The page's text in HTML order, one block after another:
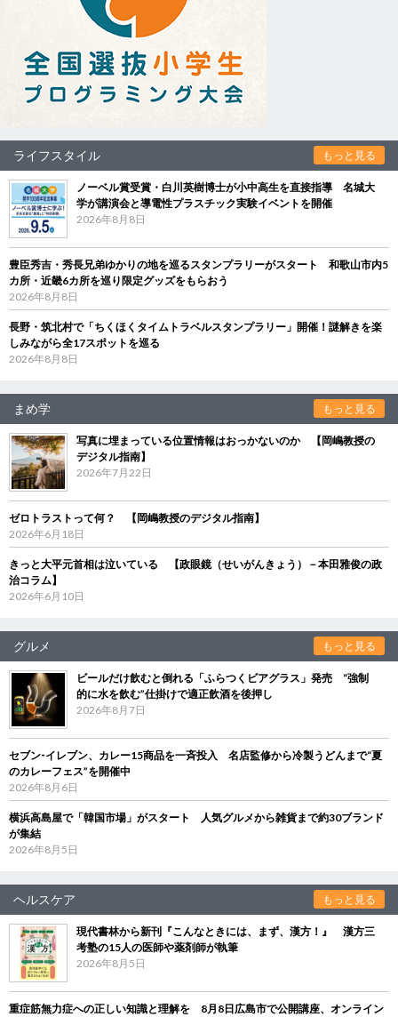
ライフスタイル もっと見る
ノーベル賞受賞・白川英樹博士が小中高生を直接指導 名城大
学が講演会と導電性プラスチック実験イベントを開催
2026年8月8日
豊臣秀吉・秀長兄弟ゆかりの地を巡るスタンプラリーがスタート 和歌山市内5
カ所・近畿6カ所を巡り限定グッズをもらおう
2026年8月8日
長野・筑北村で「ちくほくタイムトラベルスタンプラリー」開催！謎解きを楽
しみながら全17スポットを巡る
2026年8月8日
まめ学 もっと見る
写真に埋まっている位置情報はおっかないのか 【岡嶋教授の
デジタル指南】
2026年7月22日
ゼロトラストって何？ 【岡嶋教授のデジタル指南】
2026年6月18日
きっと大平元首相は泣いている 【政眼鏡（せいがんきょう）－本田雅俊の政
治コラム】
2026年6月10日
グルメ もっと見る
ビールだけ飲むと倒れる「ふらつくビアグラス」発売 “強制
的に水を飲む”仕掛けで適正飲酒を後押し
2026年8月7日
セブン‐イレブン、カレー15商品を一斉投入 名店監修から冷製うどんまで“夏
のカレーフェス”を開催中
2026年8月6日
横浜高島屋で「韓国市場」がスタート 人気グルメから雑貨まで約30ブランド
が集結
2026年8月5日
ヘルスケア もっと見る
現代書林から新刊『こんなときには、まず、漢方！』 漢方三
考塾の15人の医師や薬剤師が執筆
2026年8月5日
重症筋無力症への正しい知識と理解を 8月8日広島市で公開講座、オンライン